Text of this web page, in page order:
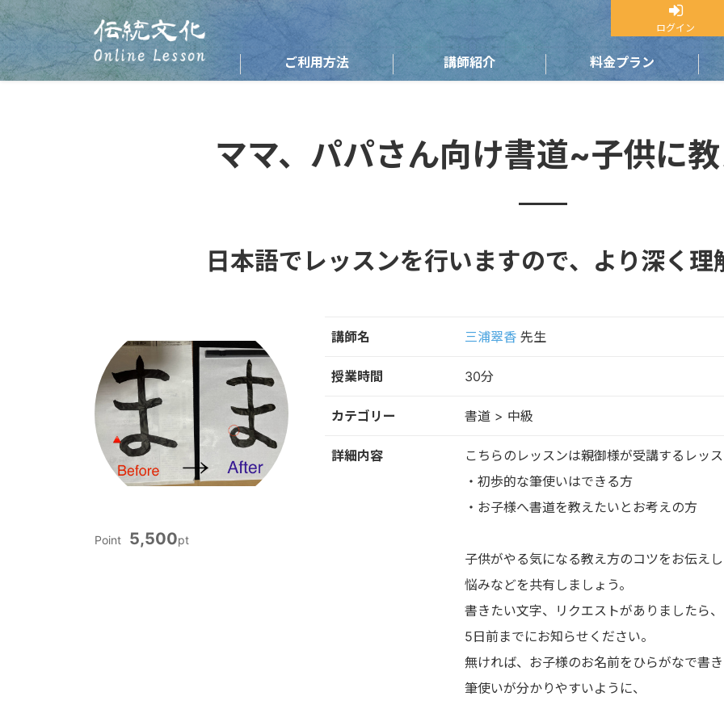
ログイン
ご利用方法 講師紹介 料金プラン
ママ、パパさん向け書道~子供に
日本語でレッスンを行いますので、より深く理
Point 5,500pt
講師名 三浦翠香 先生
授業時間 30分
カテゴリー 書道 > 中級
詳細内容
こちらのレッスンは親御様が受講するレッ
・初歩的な筆使いはできる方
・お子様へ書道を教えたいとお考えの方
子供がやる気になる教え方のコツをお伝え
悩みなどを共有しましょう。
書きたい文字、リクエストがありましたら、
5日前までにお知らせください。
無ければ、お子様のお名前をひらがなで書
筆使いが分かりやすいように、